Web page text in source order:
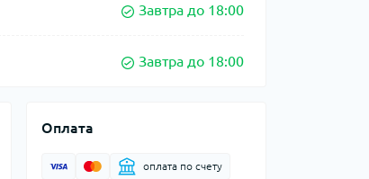
Завтра до 18:00
Завтра до 18:00
Оплата
оплата по счету